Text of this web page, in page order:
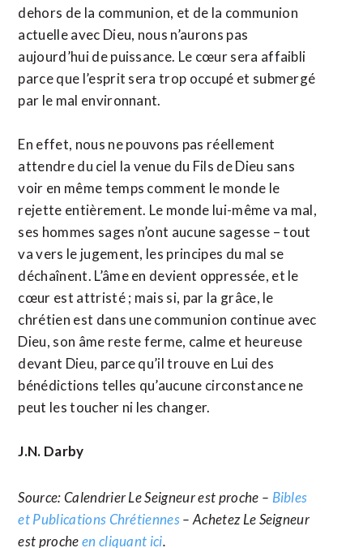
dehors de la communion, et de la communion
actuelle avec Dieu, nous n’aurons pas
aujourd’hui de puissance. Le cœur sera affaibli
parce que l’esprit sera trop occupé et submergé
par le mal environnant.
En effet, nous ne pouvons pas réellement
attendre du ciel la venue du Fils de Dieu sans
voir en même temps comment le monde le
rejette entièrement. Le monde lui-même va mal,
ses hommes sages n’ont aucune sagesse – tout
va vers le jugement, les principes du mal se
déchaînent. L’âme en devient oppressée, et le
cœur est attristé ; mais si, par la grâce, le
chrétien est dans une communion continue avec
Dieu, son âme reste ferme, calme et heureuse
devant Dieu, parce qu’il trouve en Lui des
bénédictions telles qu’aucune circonstance ne
peut les toucher ni les changer.
J.N. Darby
Source: Calendrier Le Seigneur est proche – Bibles
et Publications Chrétiennes– Achetez Le Seigneur
est procheen cliquant ici.